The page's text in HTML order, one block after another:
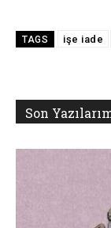
TAGS işe iade
Son